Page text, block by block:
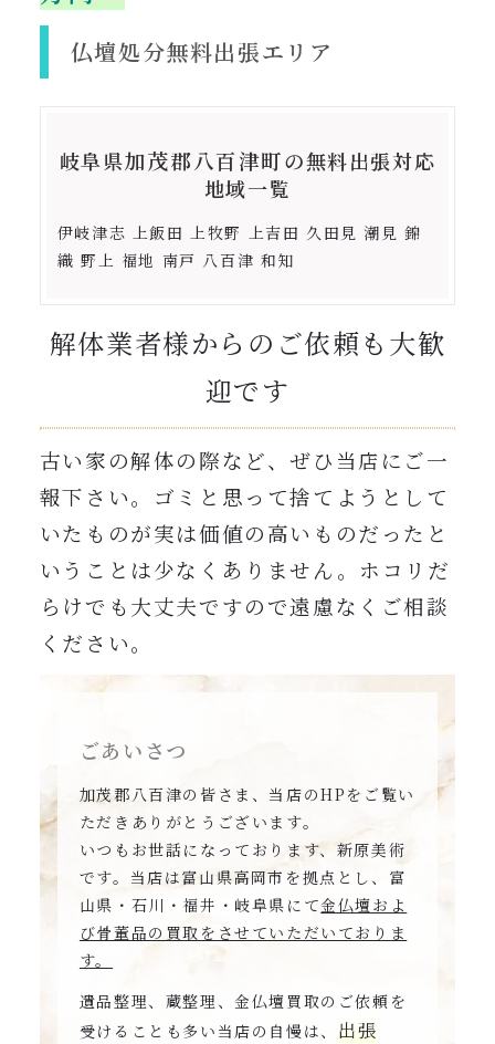
仏壇処分無料出張エリア
岐阜県加茂郡八百津町の無料出張対応
地域一覧
伊岐津志 上飯田 上牧野 上吉田 久田見 潮見 錦
織 野上 福地 南戸 八百津 和知
解体業者様からのご依頼も大歓
迎です
古い家の解体の際など、ぜひ当店にご一
報下さい。ゴミと思って捨てようとして
いたものが実は価値の高いものだったと
いうことは少なくありません。ホコリだ
らけでも大丈夫ですので遠慮なくご相談
ください。
ごあいさつ
加茂郡八百津の皆さま、当店のHPをご覧い
ただきありがとうございます。
いつもお世話になっております、新原美術
です。当店は富山県高岡市を拠点とし、富
山県・石川・福井・岐阜県にて金仏壇およ
び骨董品の買取をさせていただいておりま
す。
遺品整理、蔵整理、金仏壇買取のご依頼を
受けることも多い当店の自慢は、 出張